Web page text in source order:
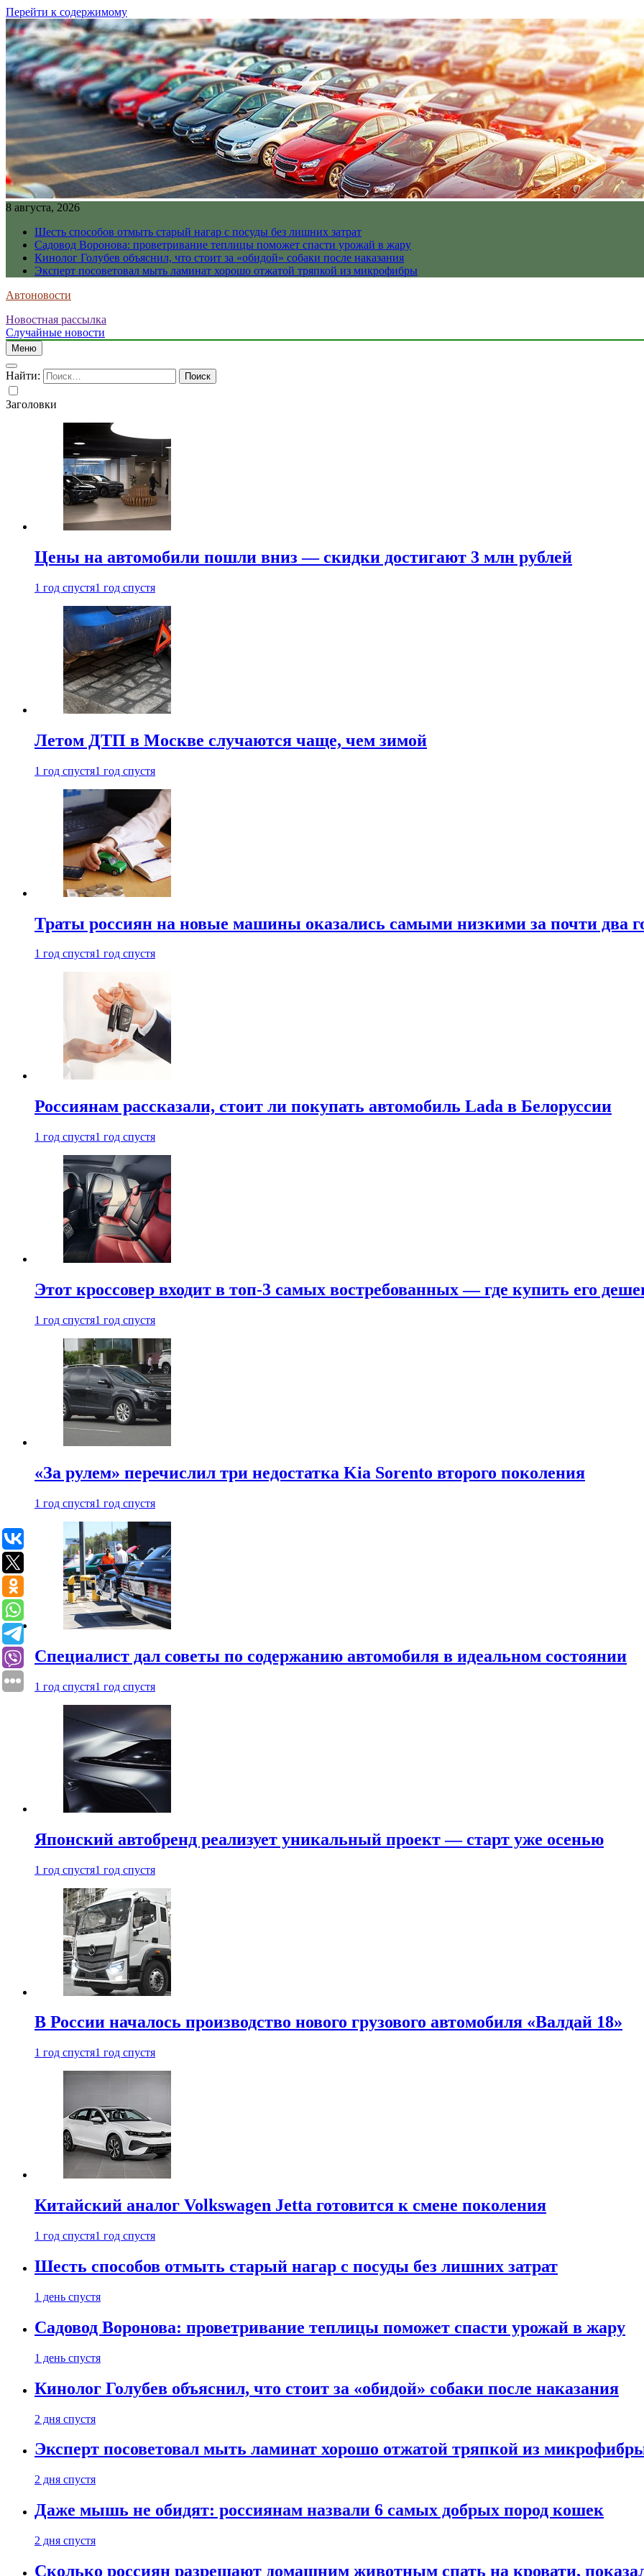
Перейти к содержимому
8 августа, 2026
Шесть способов отмыть старый нагар с посуды без лишних затрат
Садовод Воронова: проветривание теплицы поможет спасти урожай в жару
Кинолог Голубев объяснил, что стоит за «обидой» собаки после наказания
Эксперт посоветовал мыть ламинат хорошо отжатой тряпкой из микрофибры
Автоновости
Новостная рассылка
Случайные новости
Меню
Найти:
Заголовки
Цены на автомобили пошли вниз — скидки достигают 3 млн рублей
1 год спустя1 год спустя
Летом ДТП в Москве случаются чаще, чем зимой
1 год спустя1 год спустя
Траты россиян на новые машины оказались самыми низкими за почти два
1 год спустя1 год спустя
Россиянам рассказали, стоит ли покупать автомобиль Lada в Белоруссии
1 год спустя1 год спустя
Этот кроссовер входит в топ-3 самых востребованных — где купить его
1 год спустя1 год спустя
«За рулем» перечислил три недостатка Kia Sorento второго поколения
1 год спустя1 год спустя
Специалист дал советы по содержанию автомобиля в идеальном состоянии
1 год спустя1 год спустя
Японский автобренд реализует уникальный проект — старт уже осенью
1 год спустя1 год спустя
В России началось производство нового грузового автомобиля «Валдай 18»
1 год спустя1 год спустя
Китайский аналог Volkswagen Jetta готовится к смене поколения
1 год спустя1 год спустя
Шесть способов отмыть старый нагар с посуды без лишних затрат
1 день спустя
Садовод Воронова: проветривание теплицы поможет спасти урожай в жару
1 день спустя
Кинолог Голубев объяснил, что стоит за «обидой» собаки после наказания
2 дня спустя
Эксперт посоветовал мыть ламинат хорошо отжатой тряпкой из
2 дня спустя
Даже мышь не обидят: россиянам назвали 6 самых добрых пород кошек
2 дня спустя
Сколько россиян разрешают домашним животным спать на кровати,